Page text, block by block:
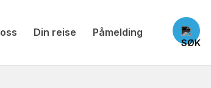
Din reise Påmelding